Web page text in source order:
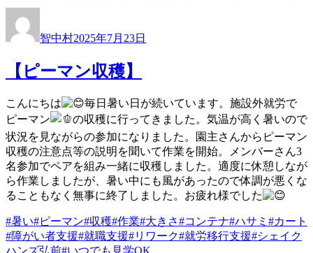
者
智中村日:
2025年7月23日
【ピーマン収穫】
こんにちは
毎日暑い日が続いています。施設外就労で
ピーマン
の収穫に行ってきました。気温が高く暑いので
状況を見ながらの参加になりました。園主さんからピーマン
収穫の注意点等の説明を聞いて作業を開始。メンバーさん3
名参加でペアを組み一緒に収穫しました。適度に休憩しなが
ら作業しましたが、暑い中にも風があったので体調が悪くな
ることもなく無事に終了しました。お疲れ様でした
#暑い#ピーマン#収穫#作業#大きさ#コンテナ#ハサミ #カート
#障がい者支援#就職支援#リワーク#就労移行支援#シェイク
ハンズ弘前#いつでも見学OK